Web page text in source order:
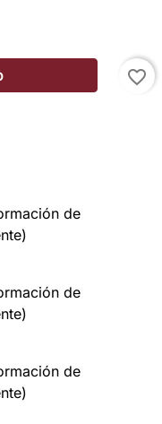
favorite_border
de
de
de